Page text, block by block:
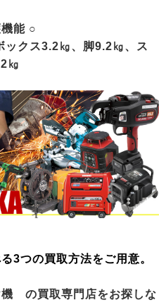
能 ○
クス3.2㎏、脚9.2㎏、ス
㎏
3つの買取方法をご用意。
の買取専門店をお探しな